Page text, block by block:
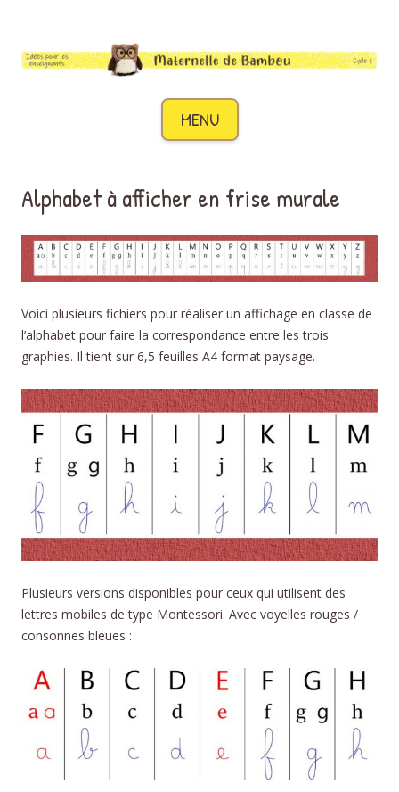
MENU
Aller au contenu
Alphabet à afficher en frise murale
Voici plusieurs fichiers pour réaliser un affichage en classe de
l’alphabet pour faire la correspondance entre les trois
graphies. Il tient sur 6,5 feuilles A4 format paysage.
Plusieurs versions disponibles pour ceux qui utilisent des
lettres mobiles de type Montessori. Avec voyelles rouges /
consonnes bleues :